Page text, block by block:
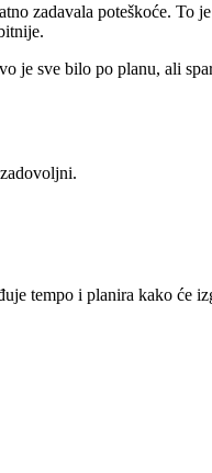
zadavala poteškoće. To
sve bilo po planu, ali
tempo i planira kako će